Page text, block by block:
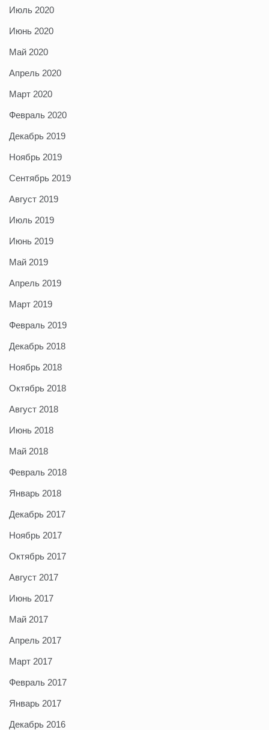
Июль 2020
Июнь 2020
Май 2020
Апрель 2020
Март 2020
Февраль 2020
Декабрь 2019
Ноябрь 2019
Сентябрь 2019
Август 2019
Июль 2019
Июнь 2019
Май 2019
Апрель 2019
Март 2019
Февраль 2019
Декабрь 2018
Ноябрь 2018
Октябрь 2018
Август 2018
Июнь 2018
Май 2018
Февраль 2018
Январь 2018
Декабрь 2017
Ноябрь 2017
Октябрь 2017
Август 2017
Июнь 2017
Май 2017
Апрель 2017
Март 2017
Февраль 2017
Январь 2017
Декабрь 2016